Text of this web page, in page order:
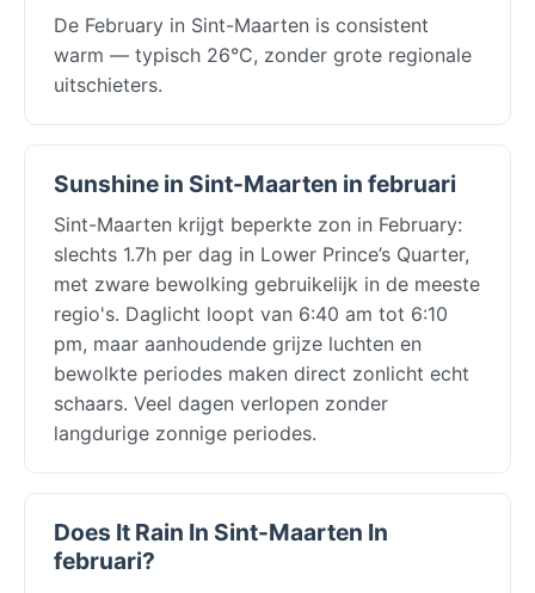
De February in Sint-Maarten is consistent
warm — typisch 26°C, zonder grote regionale
uitschieters.
Sunshine in Sint-Maarten in februari
Sint-Maarten krijgt beperkte zon in February:
slechts 1.7h per dag in Lower Prince’s Quarter,
met zware bewolking gebruikelijk in de meeste
regio's. Daglicht loopt van 6:40 am tot 6:10
pm, maar aanhoudende grijze luchten en
bewolkte periodes maken direct zonlicht echt
schaars. Veel dagen verlopen zonder
langdurige zonnige periodes.
Does It Rain In Sint-Maarten In
februari?